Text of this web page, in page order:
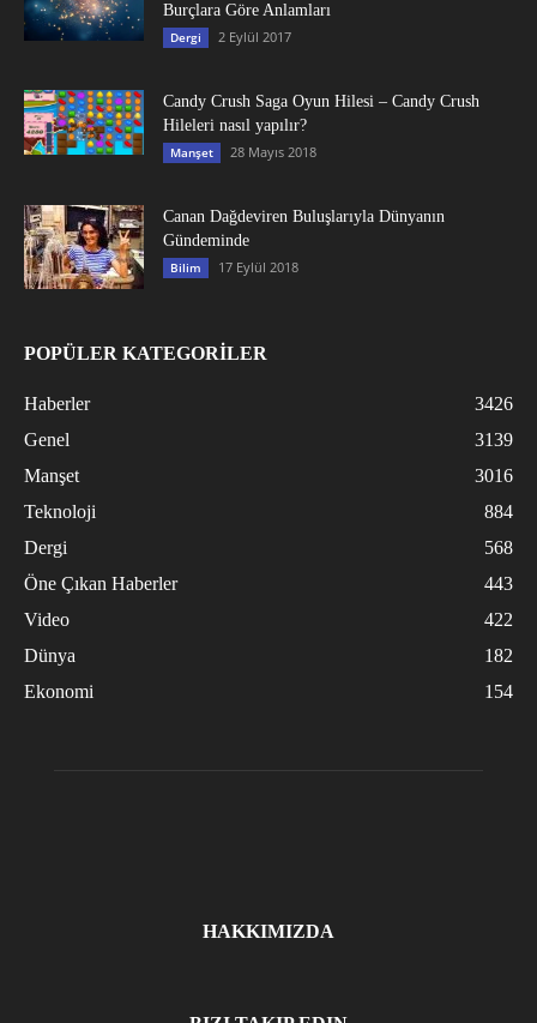
Burçlara Göre Anlamları
Dergi 2 Eylül 2017
Candy Crush Saga Oyun Hilesi – Candy Crush
Hileleri nasıl yapılır?
Manşet 28 Mayıs 2018
Canan Dağdeviren Buluşlarıyla Dünyanın
Gündeminde
Bilim 17 Eylül 2018
POPÜLER KATEGORİLER
Haberler
3426
Genel
3139
Manşet
3016
Teknoloji
884
Dergi
568
Öne Çıkan Haberler
443
Video
422
Dünya
182
Ekonomi
154
HAKKIMIZDA